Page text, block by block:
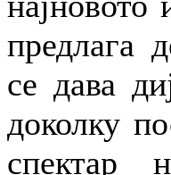
предлага
се дава
доколку
спектар